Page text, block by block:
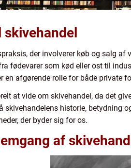
der involverer køb og salg
fødevarer som kød eller ost til
en afgørende rolle for både private
at vide om skivehandel, da det
skivehandelens historie, betydning
der byder sig for os.
af